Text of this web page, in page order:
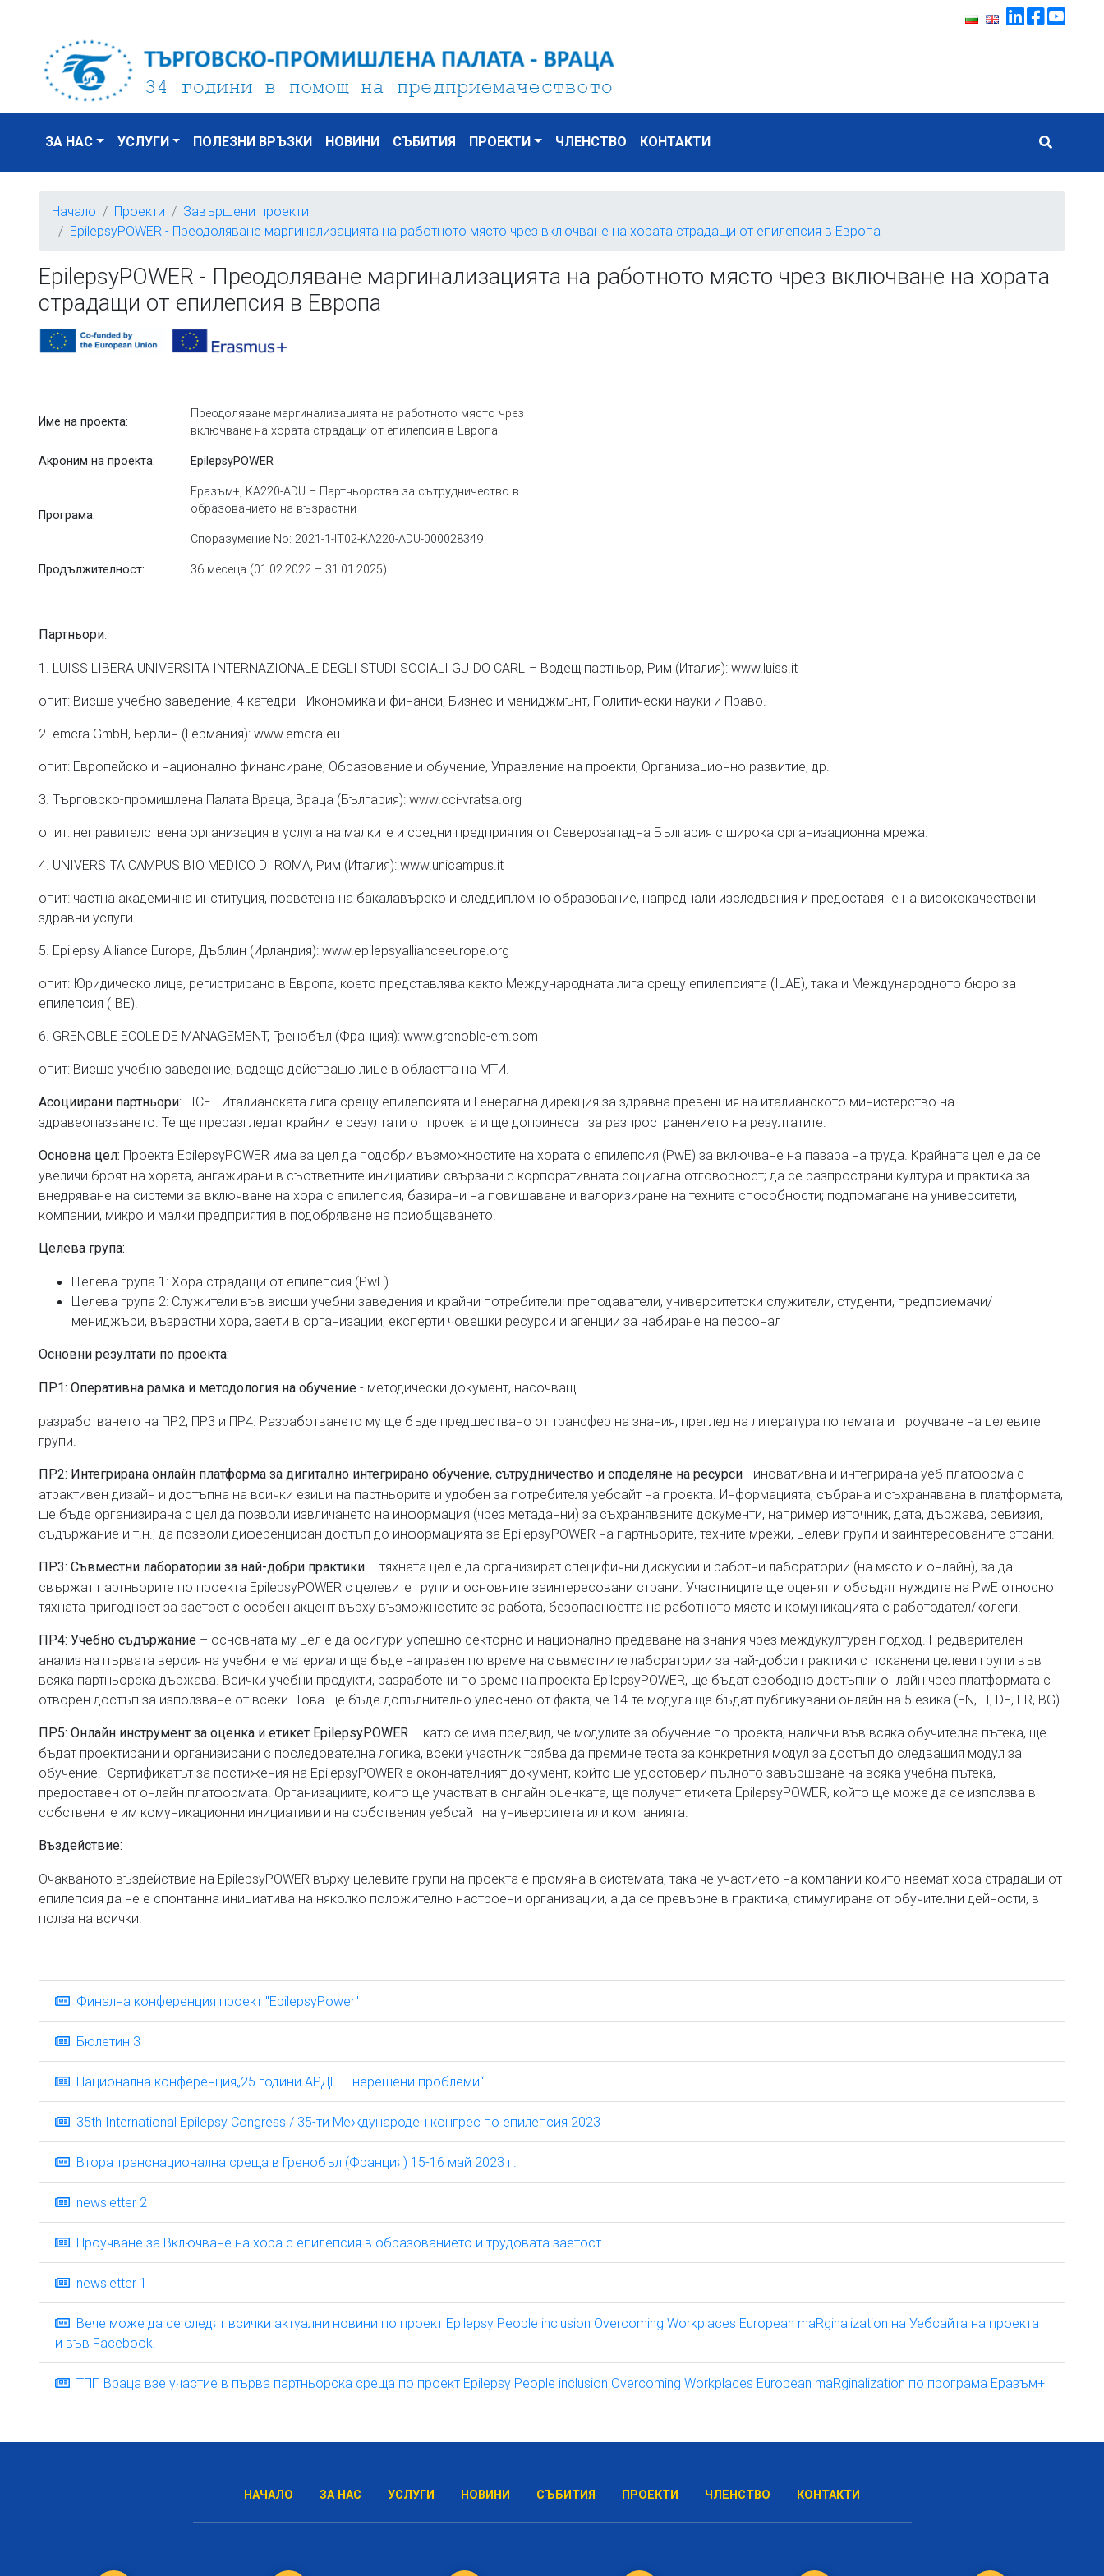
ЗА НАС УСЛУГИ ПОЛЕЗНИ ВРЪЗКИ НОВИНИ СЪБИТИЯ ПРОЕКТИ ЧЛЕНСТВО КОНТАКТИ
Начало Проекти
Завършени проекти
EpilepsyPOWER - Преодоляване маргинализацията на работното място чрез включване на хората страдащи от епилепсия в Европа
EpilepsyPOWER - Преодоляване маргинализацията на работното място чрез включване на хората
страдащи от епилепсия в Европа
Име на проекта:
Преодоляване маргинализацията на работното място чрез
включване на хората страдащи от епилепсия в Европа
Акроним на проекта: EpilepsyPOWER
Програма:
Еразъм+, KA220-ADU – Партньорства за сътрудничество в
образованието на възрастни
Споразумение No: 2021-1-IT02-KA220-ADU-000028349
Продължителност: 36 месеца (01.02.2022 – 31.01.2025)
Партньори:
1. LUISS LIBERA UNIVERSITA INTERNAZIONALE DEGLI STUDI SOCIALI GUIDO CARLI– Водещ партньор, Рим (Италия): www.luiss.it
опит: Висше учебно заведение, 4 катедри - Икономика и финанси, Бизнес и мениджмънт, Политически науки и Право.
2. emcra GmbH, Берлин (Германия): www.emcra.eu
опит: Европейско и национално финансиране, Образование и обучение, Управление на проекти, Организационно развитие, др.
3. Търговско-промишлена Палата Враца, Враца (България): www.cci-vratsa.org
опит: неправителствена организация в услуга на малките и средни предприятия от Северозападна България с широка организационна мрежа.
4. UNIVERSITA CAMPUS BIO MEDICO DI ROMA, Рим (Италия): www.unicampus.it
опит: частна академична институция, посветена на бакалавърско и следдипломно образование, напреднали изследвания и предоставяне на висококачествени
здравни услуги.
5. Epilepsy Alliance Europe, Дъблин (Ирландия): www.epilepsyallianceeurope.org
опит: Юридическо лице, регистрирано в Европа, което представлява както Международната лига срещу епилепсията (ILAE), така и Международното бюро за
епилепсия (IBE).
6. GRENOBLE ECOLE DE MANAGEMENT, Гренобъл (Франция): www.grenoble-em.com
опит: Висше учебно заведение, водещо действащо лице в областта на МТИ.
Асоциирани партньори: LICE - Италианската лига срещу епилепсията и Генерална дирекция за здравна превенция на италианското министерство на
здравеопазването. Те ще преразгледат крайните резултати от проекта и ще допринесат за разпространението на резултатите.
Основна цел: Проекта EpilepsyPOWER има за цел да подобри възможностите на хората с епилепсия (PwE) за включване на пазара на труда. Крайната цел е да се
увеличи броят на хората, ангажирани в съответните инициативи свързани с корпоративната социална отговорност; да се разпространи култура и практика за
внедряване на системи за включване на хора с епилепсия, базирани на повишаване и валоризиране на техните способности; подпомагане на университети,
компании, микро и малки предприятия в подобряване на приобщаването.
Целева група:
Целева група 1: Хора страдащи от епилепсия (PwE)
Целева група 2: Служители във висши учебни заведения и крайни потребители: преподаватели, университетски служители, студенти, предприемачи/
мениджъри, възрастни хора, заети в организации, експерти човешки ресурси и агенции за набиране на персонал
Основни резултати по проекта:
ПР1: Оперативна рамка и методология на обучение - методически документ, насочващ
разработването на ПР2, ПР3 и ПР4. Разработването му ще бъде предшествано от трансфер на знания, преглед на литература по темата и проучване на целевите
групи.
ПР2: Интегрирана онлайн платформа за дигитално интегрирано обучение, сътрудничество и споделяне на ресурси - иновативна и интегрирана уеб платформа с
атрактивен дизайн и достъпна на всички езици на партньорите и удобен за потребителя уебсайт на проекта. Информацията, събрана и съхранявана в платформата,
ще бъде организирана с цел да позволи извличането на информация (чрез метаданни) за съхраняваните документи, например източник, дата, държава, ревизия,
съдържание и т.н.; да позволи диференциран достъп до информацията за EpilepsyPOWER на партньорите, техните мрежи, целеви групи и заинтересованите страни.
ПР3: Съвместни лаборатории за най-добри практики – тяхната цел е да организират специфични дискусии и работни лаборатории (на място и онлайн), за да
свържат партньорите по проекта EpilepsyPOWER с целевите групи и основните заинтересовани страни. Участниците ще оценят и обсъдят нуждите на PwE относно
тяхната пригодност за заетост с особен акцент върху възможностите за работа, безопасността на работното място и комуникацията с работодател/колеги.
ПР4: Учебно съдържание – основната му цел е да осигури успешно секторно и национално предаване на знания чрез междукултурен подход. Предварителен
анализ на първата версия на учебните материали ще бъде направен по време на съвместните лаборатории за най-добри практики с поканени целеви групи във
всяка партньорска държава. Всички учебни продукти, разработени по време на проекта EpilepsyPOWER, ще бъдат свободно достъпни онлайн чрез платформата с
отворен достъп за използване от всеки. Това ще бъде допълнително улеснено от факта, че 14-те модула ще бъдат публикувани онлайн на 5 езика (EN, IT, DE, FR, BG).
ПР5: Онлайн инструмент за оценка и етикет EpilepsyPOWER – като се има предвид, че модулите за обучение по проекта, налични във всяка обучителна пътека, ще
бъдат проектирани и организирани с последователна логика, всеки участник трябва да премине теста за конкретния модул за достъп до следващия модул за
обучение. Сертификатът за постижения на EpilepsyPOWER е окончателният документ, който ще удостовери пълното завършване на всяка учебна пътека,
предоставен от онлайн платформата. Организациите, които ще участват в онлайн оценката, ще получат етикета EpilepsyPOWER, който ще може да се използва в
собствените им комуникационни инициативи и на собствения уебсайт на университета или компанията.
Въздействие:
Очакваното въздействие на EpilepsyPOWER върху целевите групи на проекта е промяна в системата, така че участието на компании които наемат хора страдащи от
епилепсия да не е спонтанна инициатива на няколко положително настроени организации, а да се превърне в практика, стимулирана от обучителни дейности, в
полза на всички.
Финална конференция проект "EpilepsyPower"
Бюлетин 3
Национална конференция„25 години АРДЕ – нерешени проблеми“
35th International Epilepsy Congress / 35-ти Международен конгрес по епилепсия 2023
Втора транснационална среща в Гренобъл (Франция) 15-16 май 2023 г.
newsletter 2
Проучване за Включване на хора с епилепсия в образованието и трудовата заетост
newsletter 1
Вече може да се следят всички актуални новини по проект Epilepsy People inclusion Overcoming Workplaces European maRginalization на Уебсайта на проекта
и във Facebook.
ТПП Враца взе участие в първа партньорска среща по проект Epilepsy People inclusion Overcoming Workplaces European maRginalization по програма Еразъм+
НАЧАЛО ЗА НАС УСЛУГИ НОВИНИ СЪБИТИЯ ПРОЕКТИ ЧЛЕНСТВО КОНТАКТИ